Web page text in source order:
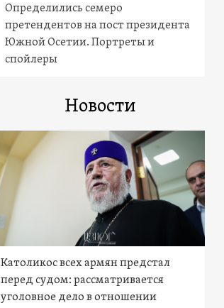
Определились семеро
претендентов на пост президента
Южной Осетии. Портреты и
спойлеры
Новости
Католикос всех армян предстал
перед судом: рассматривается
уголовное дело в отношении